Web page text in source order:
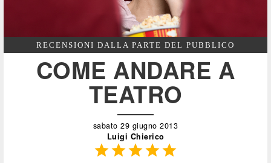
RECENSIONI DALLA PARTE DEL PUBBLICO
COME ANDARE A
TEATRO
sabato 29 giugno 2013
Luigi Chierico
